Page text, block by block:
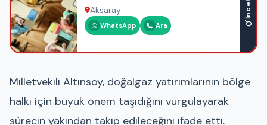
Akademisi
Aksaray
WhatsApp Ara
İncele
Milletvekili Altınsoy, doğalgaz yatırımlarının bölge
halkı için büyük önem taşıdığını vurgulayarak
sürecin yakından takip edileceğini ifade etti.